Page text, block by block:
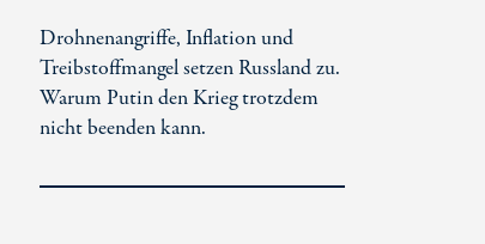
Drohnenangriffe, Inflation und
Treibstoffmangel setzen Russland zu.
Warum Putin den Krieg trotzdem
nicht beenden kann.